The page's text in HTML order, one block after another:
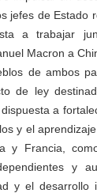
jefes de Estado
a trabajar
Macron a
de ambos
de ley
a
y el
y Francia,
y
y el desarrollo